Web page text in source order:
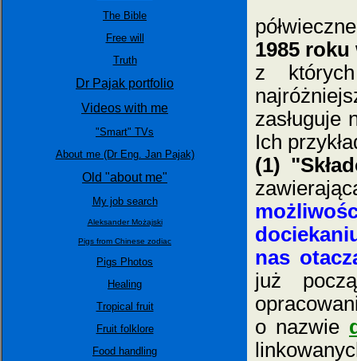
The Bible
Free will
Truth
Dr Pajak portfolio
Videos with me
"Smart" TVs
About me (Dr Eng. Jan Pajak)
Old "about me"
My job search
Aleksander Możajski
Pigs from Chinese zodiac
Pigs Photos
Healing
Tropical fruit
Fruit folklore
Food handling
1985 roku
z
zasługuje
Ich
(1)
nas
już
o nazwie